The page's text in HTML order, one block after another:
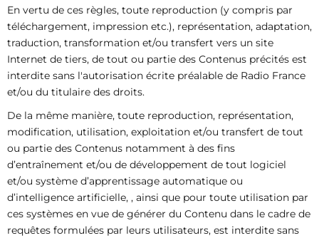
En vertu de ces règles, toute reproduction (y compris par
téléchargement, impression etc.), représentation, adaptation,
traduction, transformation et/ou transfert vers un site
Internet de tiers, de tout ou partie des Contenus précités est
interdite sans l'autorisation écrite préalable de Radio France
et/ou du titulaire des droits.
De la même manière, toute reproduction, représentation,
modification, utilisation, exploitation et/ou transfert de tout
ou partie des Contenus notamment à des fins
d’entraînement et/ou de développement de tout logiciel
et/ou système d’apprentissage automatique ou
d’intelligence artificielle, , ainsi que pour toute utilisation par
ces systèmes en vue de générer du Contenu dans le cadre de
requêtes formulées par leurs utilisateurs, est interdite sans